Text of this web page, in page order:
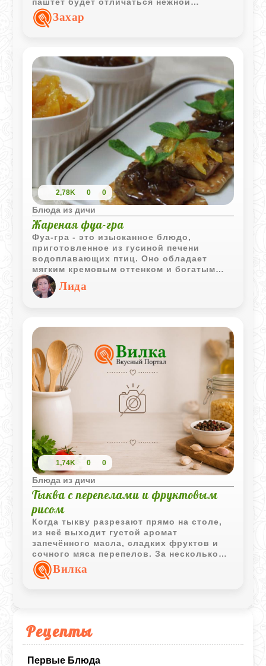
Рецепты
Первые Блюда
текстурой, богатым ароматом и
изысканным вкусом. Подавать его
украшением.
Захар
2,78K 0 0
Блюда из дичи
Жареная фуа-гра
Фуа-гра - это изысканное блюдо,
приготовленное из гусиной печени
водоплавающих птиц. Оно обладает
мягким кремовым оттенком и богатым
уникальным ароматом.
Лида
1,74K 0 0
Блюда из дичи
Тыква с перепелами и фруктовым
рисом
Когда тыкву разрезают прямо на столе,
из неё выходит густой аромат
запечённого масла, сладких фруктов и
сочного мяса перепелов. За несколько
часов в духовке начинка пропитывается
тыквенным соком, а сама тыква
Вилка